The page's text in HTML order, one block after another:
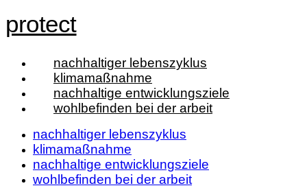
protect
nachhaltiger lebenszyklus
klimamaßnahme
nachhaltige entwicklungsziele
wohlbefinden bei der arbeit
nachhaltiger lebenszyklus
klimamaßnahme
nachhaltige entwicklungsziele
wohlbefinden bei der arbeit